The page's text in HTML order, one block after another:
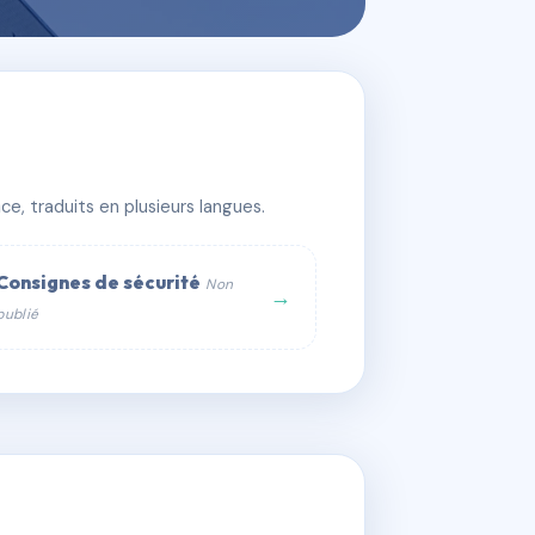
traduits en plusieurs langues.
de sécurité Non
→